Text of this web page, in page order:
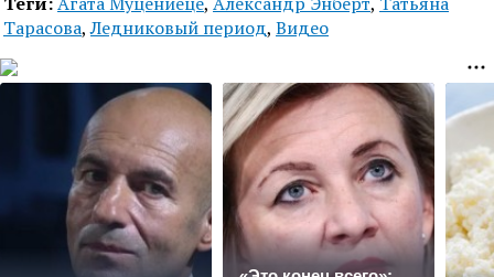
Тарасова,Ледниковый период, Видео